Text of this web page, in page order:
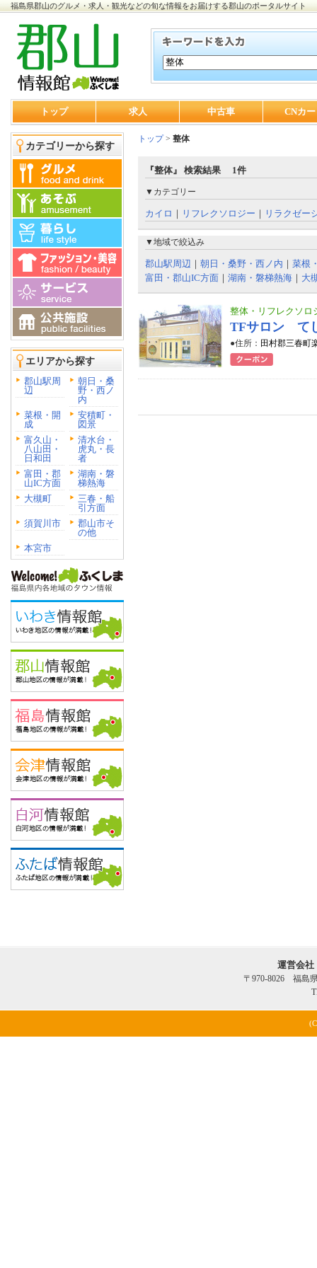
福島県郡山のグルメ・求人・観光などの旬な情報をお届けする郡山のポータルサイト
トップ 求人 中古車 CNカ
カテゴリーから探す
エリアから探す
郡山駅周
辺
朝日・桑
野・西ノ
内
菜根・開
成
安積町・
図景
富久山・
八山田・
日和田
清水台・
虎丸・長
者
富田・郡
山IC方面
湖南・磐
梯熱海
大槻町
三春・船
引方面
須賀川市
郡山市そ
の他
本宮市
トップ> 整体
『整体』 検索結果 1件
▼カテゴリー
カイロ ｜ リフレクソロジー ｜ リラクゼー
▼地域で絞込み
郡山駅周辺 ｜ 朝日・桑野・西ノ内 ｜ 菜根
富田・郡山IC方面 ｜ 湖南・磐梯熱海 ｜ 大
整体・リフレクソロ
TFサロン て
●住所： 田村郡三春町
運営会
〒970-8026 福島